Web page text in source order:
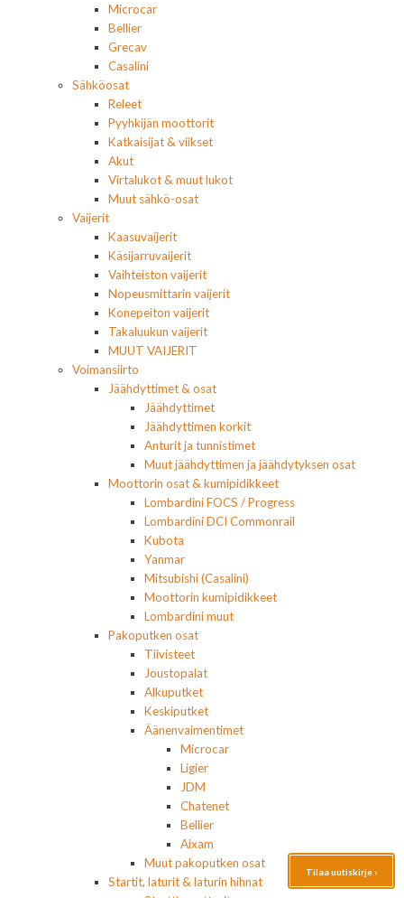
Microcar
Bellier
Grecav
Casalini
Sähköosat
Releet
Pyyhkijän moottorit
Katkaisijat & viikset
Akut
Virtalukot & muut lukot
Muut sähkö-osat
Vaijerit
Kaasuvaijerit
Käsijarruvaijerit
Vaihteiston vaijerit
Nopeusmittarin vaijerit
Konepeiton vaijerit
Takaluukun vaijerit
MUUT VAIJERIT
Voimansiirto
Jäähdyttimet & osat
Jäähdyttimet
Jäähdyttimen korkit
Anturit ja tunnistimet
Muut jäähdyttimen ja jäähdytyksen osat
Moottorin osat & kumipidikkeet
Lombardini FOCS / Progress
Lombardini DCI Commonrail
Kubota
Yanmar
Mitsubishi (Casalini)
Moottorin kumipidikkeet
Lombardini muut
Pakoputken osat
Tiivisteet
Joustopalat
Alkuputket
Keskiputket
Äänenvaimentimet
Microcar
Ligier
JDM
Chatenet
Bellier
Aixam
Muut pakoputken osat
Startit, laturit & laturin hihnat
Tilaa uutiskirje ›